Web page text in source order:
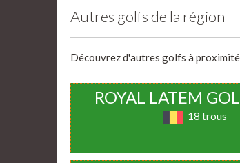
Autres golfs de la région
Découvrez d'autres golfs à
ROYAL LATEM
18 trous